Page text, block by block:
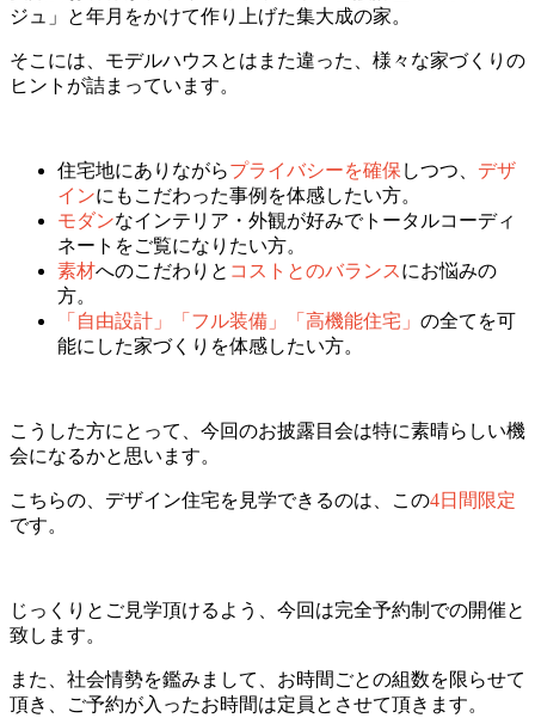
ジュ」と年月をかけて作り上げた集大成の家。
そこには、モデルハウスとはまた違った、様々な家づくりの
ヒントが詰まっています。
住宅地にありながらプライバシーを確保 しつつ、 デザ
インにもこだわった事例を体感したい方。
モダンなインテリア・外観が好みでトータルコーディ
ネートをご覧になりたい方。
素材へのこだわりと コストとのバランスにお悩みの
方。
「自由設計」「フル装備」「高機能住宅」 の全てを可
能にした家づくりを体感したい方。
こうした方にとって、今回のお披露目会は特に素晴らしい機
会になるかと思います。
こちらの、デザイン住宅を見学できるのは、この4日間限定
です。
じっくりとご見学頂けるよう、今回は完全予約制での開催と
致します。
また、社会情勢を鑑みまして、お時間ごとの組数を限らせて
頂き、ご予約が入ったお時間は定員とさせて頂きます。